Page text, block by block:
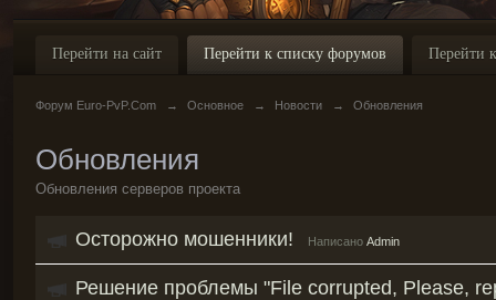
Перейти на сайт Перейти к списку форумов Перейти
Форум Euro-PvP.Com → Основное → Новости → Обновления
Обновления
Обновления серверов проекта
Осторожно мошенники! Написано Admin
Решение проблемы "File corrupted, Please,